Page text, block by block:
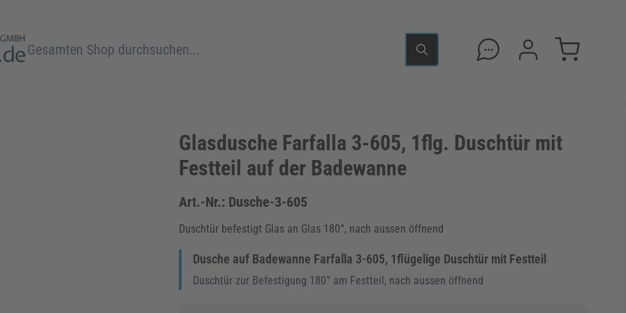
Glasdusche Farfalla 3-605, 1flg. Duschtür mit
Festteil auf der Badewanne
Art.-Nr.: Dusche-3-605
Duschtür befestigt Glas an Glas 180°, nach aussen öffnend
Dusche auf Badewanne Farfalla 3-605, 1flügelige Duschtür mit Festteil
Duschtür zur Befestigung 180° am Festteil, nach aussen öffnend